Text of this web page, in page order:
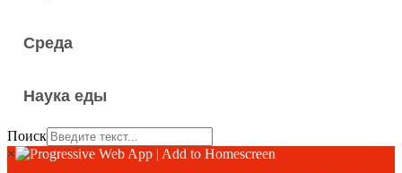
Среда
Наука еды
Поиск
×